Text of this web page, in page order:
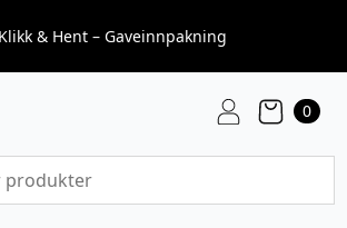
& Hent – Gaveinnpakning
0